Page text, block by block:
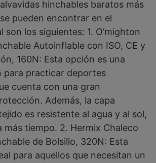
hinchables baratos más
pueden encontrar en el
son los siguientes: 1. O’mighton
Autoinflable con ISO, CE y
160N: Esta opción es una
para practicar deportes
cuenta con una gran
Además, la capa
es resistente al agua y al sol,
más tiempo. 2. Hermix Chaleco
de Bolsillo, 320N: Esta
para aquellos que necesitan un